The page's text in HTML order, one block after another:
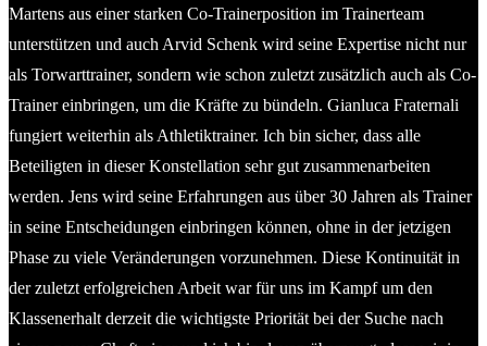
Martens aus einer starken Co-Trainerposition im Trainerteam
unterstützen und auch Arvid Schenk wird seine Expertise nicht nur
als Torwarttrainer, sondern wie schon zuletzt zusätzlich auch als Co-
Trainer einbringen, um die Kräfte zu bündeln. Gianluca Fraternali
fungiert weiterhin als Athletiktrainer. Ich bin sicher, dass alle
Beteiligten in dieser Konstellation sehr gut zusammenarbeiten
werden. Jens wird seine Erfahrungen aus über 30 Jahren als Trainer
in seine Entscheidungen einbringen können, ohne in der jetzigen
Phase zu viele Veränderungen vorzunehmen. Diese Kontinuität in
der zuletzt erfolgreichen Arbeit war für uns im Kampf um den
Klassenerhalt derzeit die wichtigste Priorität bei der Suche nach